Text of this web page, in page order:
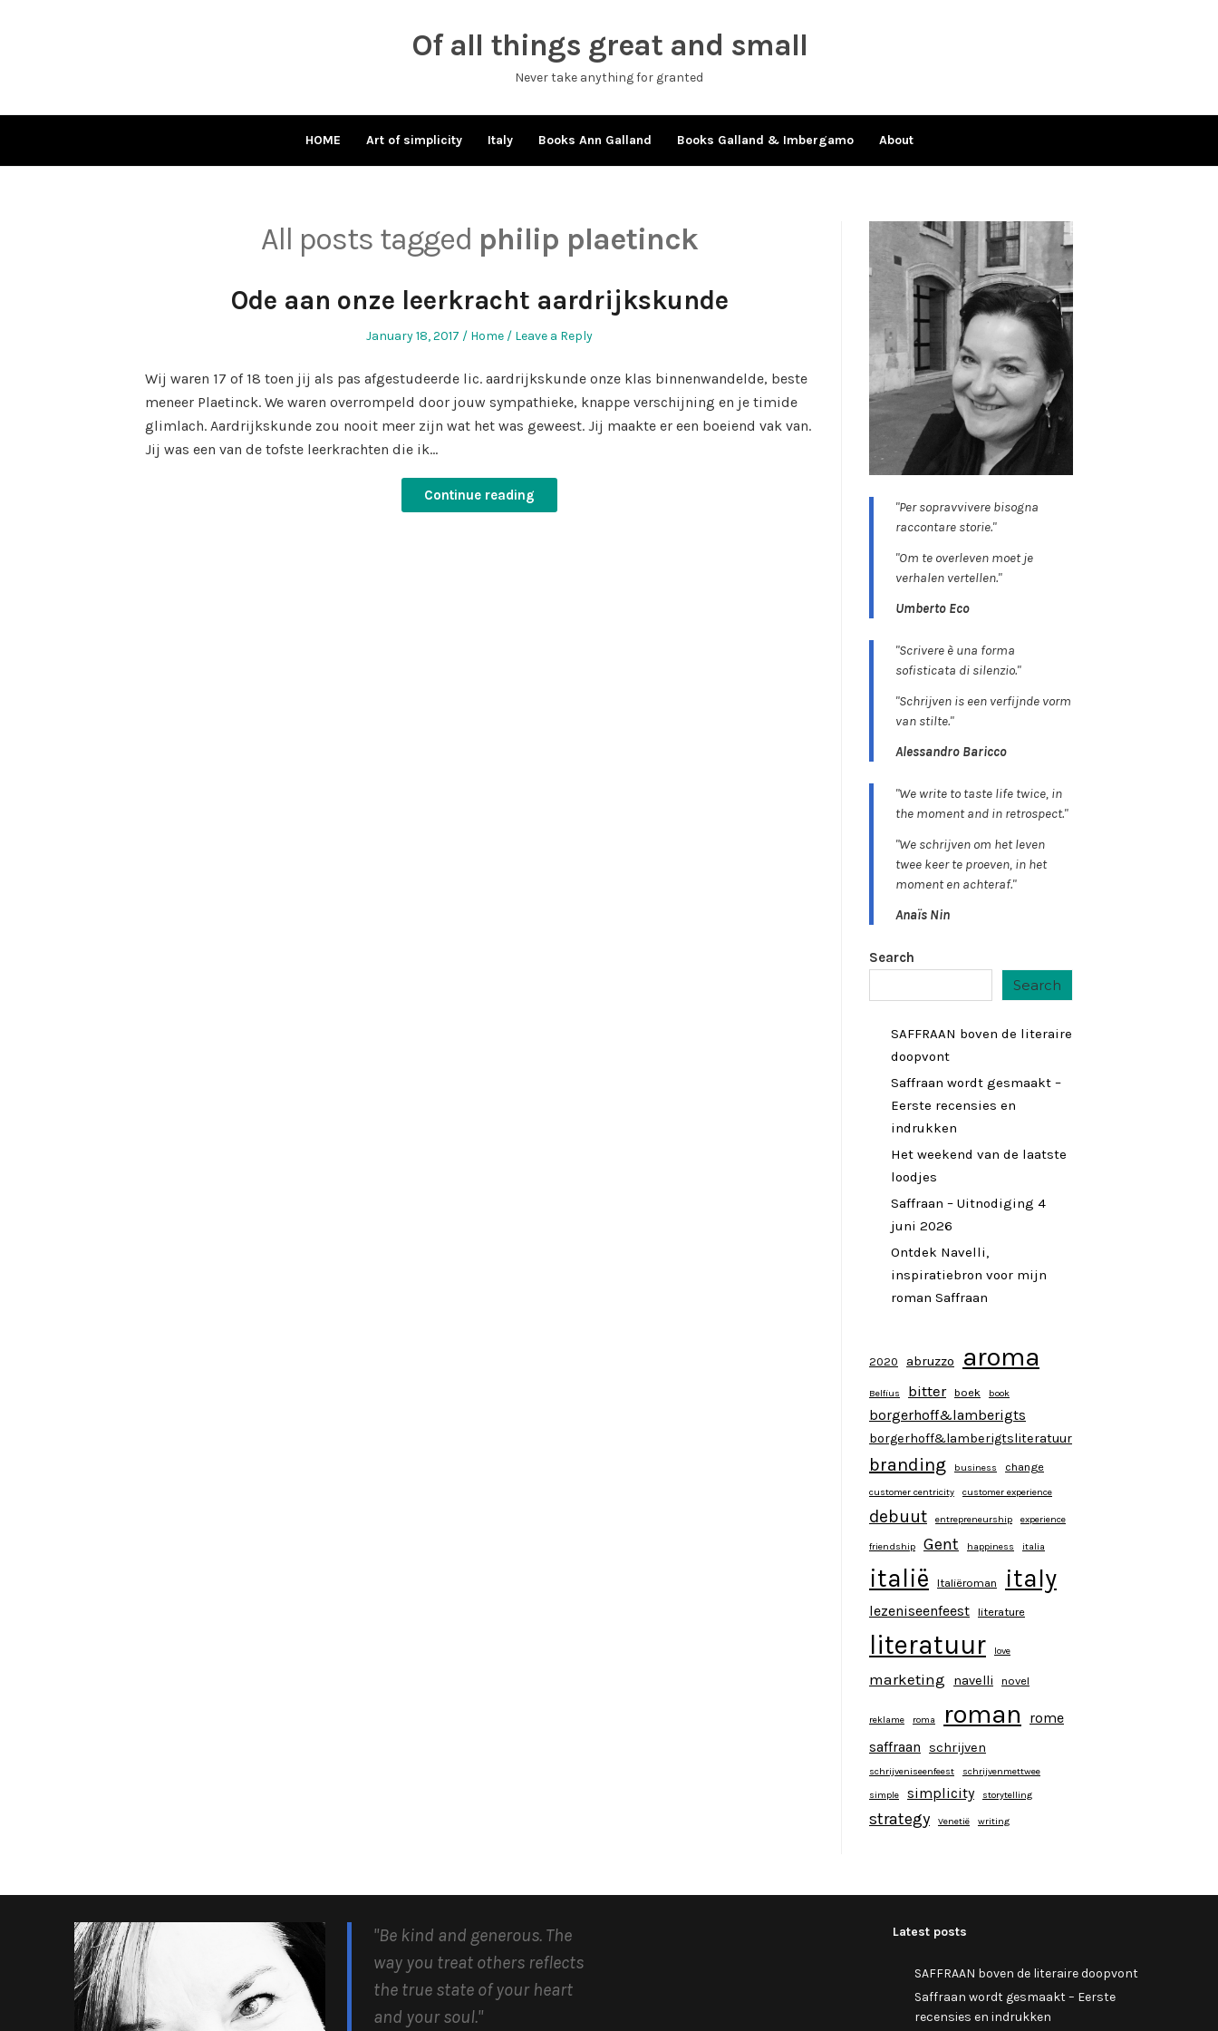
Of all things great and small
Never take anything for granted
HOME Art of simplicity Italy Books Ann Galland Books Galland & Imbergamo About
All posts tagged philip plaetinck
Ode aan onze leerkracht aardrijkskunde
Posted
January 18, 2017
Posted
Home Leave a Reply
Wij waren 17 of 18 toen jij als pas afgestudeerde lic. aardrijkskunde onze klas binnenwandelde, beste
meneer Plaetinck. We waren overrompeld door jouw sympathieke, knappe verschijning en je timide
glimlach. Aardrijkskunde zou nooit meer zijn wat het was geweest. Jij maakte er een boeiend vak van.
Jij was een van de tofste leerkrachten die ik…
Continue reading
"Per sopravvivere bisogna
raccontare storie."
"Om te overleven moet je
verhalen vertellen."
Umberto Eco
"Scrivere è una forma
sofisticata di silenzio."
"Schrijven is een verfijnde vorm
van stilte."
Alessandro Baricco
"We write to taste life twice, in
the moment and in retrospect."
"We schrijven om het leven
twee keer te proeven, in het
moment en achteraf."
Anaïs Nin
Search
Search
SAFFRAAN boven de literaire
doopvont
Saffraan wordt gesmaakt –
Eerste recensies en
indrukken
Het weekend van de laatste
loodjes
Saffraan – Uitnodiging 4
juni 2026
Ontdek Navelli,
inspiratiebron voor mijn
roman Saffraan
2020 abruzzo aroma
Belfius bitter boek book
borgerhoff&lamberigts
borgerhoff&lamberigtsliteratuur
branding business change
customer centricity customer experience
debuut entrepreneurship experience
friendship Gent happiness italia
italië Italiëroman italy
lezeniseenfeest literature
literatuur love
marketing navelli novel
reklame roma roman
rome
saffraan
schrijven
schrijveniseenfeest
schrijvenmettwee
simple
simplicity storytelling
strategy Venetië writing
"Be kind and generous. The
way you treat others reflects
the true state of your heart
and your soul."
Latest posts
SAFFRAAN boven de literaire doopvont
Saffraan wordt gesmaakt – Eerste
recensies en indrukken